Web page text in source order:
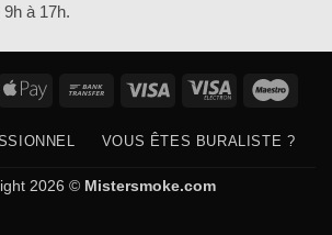
à 17h.
Apple
Bank
Visa
Visa
VOUS ÊTES BURALISTE ?
2026 © Mistersmoke.com